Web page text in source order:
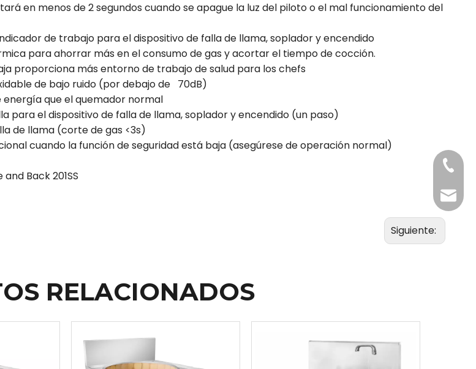
en menos de 2 segundos cuando se apague la luz del piloto o el mal funcionamiento del
de trabajo para el dispositivo de falla de llama, soplador y encendido
para ahorrar más en el consumo de gas y acortar el tiempo de cocción.
proporciona más entorno de trabajo de salud para los chefs
de bajo ruido (por debajo de 70dB)
energía que el quemador normal
para el dispositivo de falla de llama, soplador y encendido (un paso)
de llama (corte de gas <3s)
cuando la función de seguridad está baja (asegúrese de operación normal)
Back 201SS
Siguiente:
RELACIONADOS
+86-